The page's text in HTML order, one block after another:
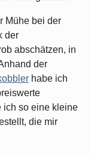
Mühe bei der
der
abschätzen, in
der
habe ich
ich so eine kleine
die mir